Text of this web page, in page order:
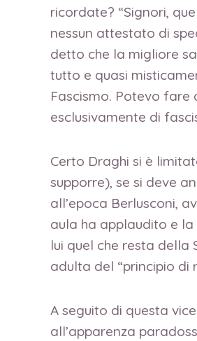
ricordate? “Signori,
nessun attestato di
detto che la migliore
tutto e quasi
Fascismo. Potevo fare
esclusivamente di
Certo Draghi si è
supporre), se si deve
all’epoca Berlusconi,
aula ha applaudito e
lui quel che resta della
adulta del “principio di
A seguito di questa
all’apparenza